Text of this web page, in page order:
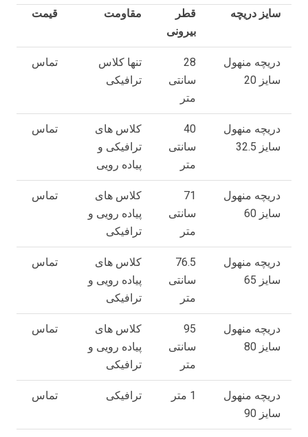
سایز دریچه
قطر
بیرونی
مقاومت قیمت
دریچه منهول
سایز 20
28
سانتی
متر
تنها کلاس
ترافیکی
تماس
دریچه منهول
سایز 32.5
40
سانتی
متر
کلاس های
ترافیکی و
پیاده رویی
تماس
دریچه منهول
سایز 60
71
سانتی
متر
کلاس های
پیاده رویی و
ترافیکی
تماس
دریچه منهول
سایز 65
76.5
سانتی
متر
کلاس های
پیاده رویی و
ترافیکی
تماس
دریچه منهول
سایز 80
95
سانتی
متر
کلاس های
پیاده رویی و
ترافیکی
تماس
دریچه منهول
سایز 90
1 متر ترافیکی تماس